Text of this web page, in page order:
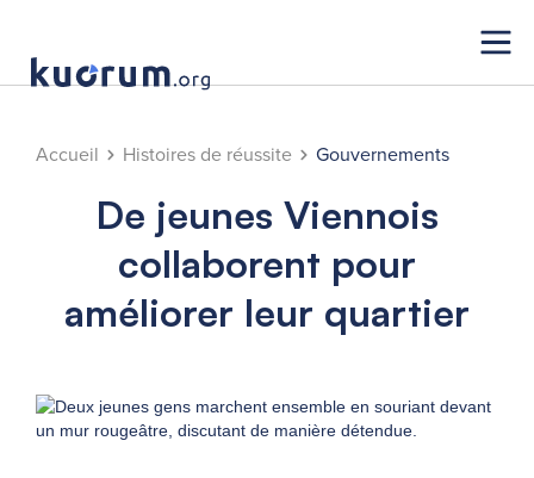
Accueil Histoires de réussite Gouvernements
De jeunes Viennois
collaborent pour
améliorer leur quartier